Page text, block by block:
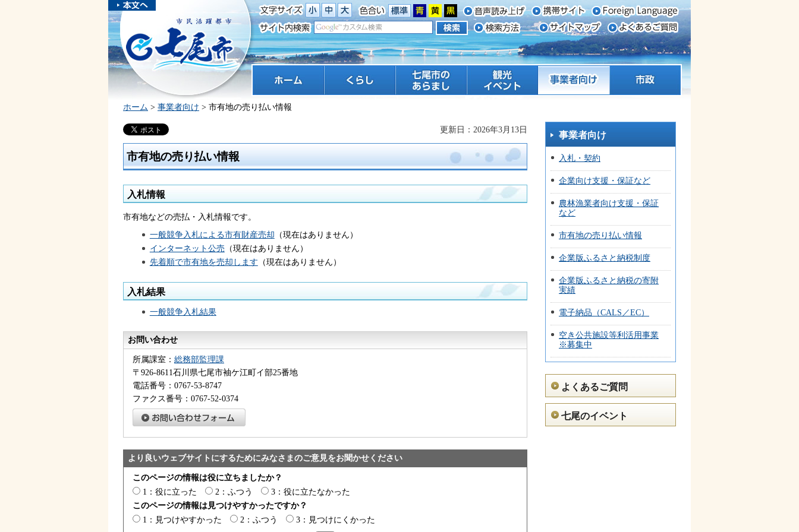
本文へスキ
ップしま
す。
市民活躍都市 七尾市
七尾市のあらまし 観光 イベント 事業者向け
ホーム > 事業者向け > 市有地の売り払い情報
更新日：2026年3月13日
市有地の売り払い情報
入札情報
市有地などの売払・入札情報です。
一般競争入札による市有財産売却 （現在はありません）
インターネット公売 （現在はありません）
先着順で市有地を売却します （現在はありません）
入札結果
一般競争入札結果
お問い合わせ
所属課室： 総務部監理課
〒926-8611石川県七尾市袖ケ江町イ部25番地
電話番号：0767-53-8747
ファクス番号：0767-52-0374
より良いウェブサイトにするためにみなさまのご意見をお聞かせください
このページの情報は役に立ちましたか？
1：役に立った
2：ふつう
3：役に立たなかった
このページの情報は見つけやすかったですか？
1：見つけやすかった
2：ふつう 3：見つけにくかった
事業者向け
入札・契約
企業向け支援・保証など
農林漁業者向け支援・保証
など
市有地の売り払い情報
企業版ふるさと納税制度
企業版ふるさと納税の寄附
実績
電子納品（CALS／EC）
空き公共施設等利活用事業
※募集中
よくあるご質問
七尾のイベント